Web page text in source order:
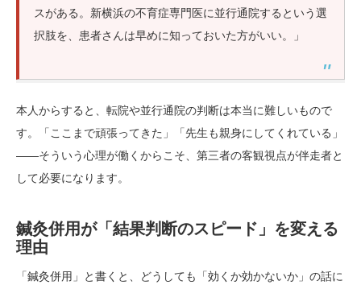
スがある。新横浜の不育症専門医に並行通院するという選
択肢を、患者さんは早めに知っておいた方がいい。」
本人からすると、転院や並行通院の判断は本当に難しいもので
す。「ここまで頑張ってきた」「先生も親身にしてくれている」
——そういう心理が働くからこそ、第三者の客観視点が伴走者と
して必要になります。
鍼灸併用が「結果判断のスピード」を変える
理由
「鍼灸併用」と書くと、どうしても「効くか効かないか」の話に